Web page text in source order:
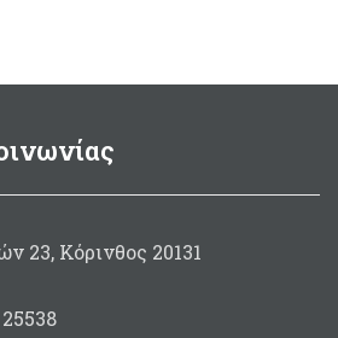
23, Κόρινθος 20131